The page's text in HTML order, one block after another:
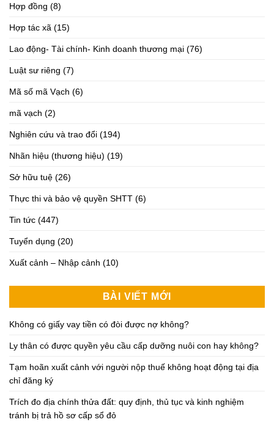
Hợp đồng (8)
Hợp tác xã (15)
Lao động- Tài chính- Kinh doanh thương mại (76)
Luật sư riêng (7)
Mã số mã Vạch (6)
mã vạch (2)
Nghiên cứu và trao đổi (194)
Nhãn hiệu (thương hiệu) (19)
Sở hữu tuệ (26)
Thực thi và bảo vệ quyền SHTT (6)
Tin tức (447)
Tuyển dụng (20)
Xuất cảnh – Nhập cảnh (10)
BÀI VIẾT MỚI
Không có giấy vay tiền có đòi được nợ không?
Ly thân có được quyền yêu cầu cấp dưỡng nuôi con hay không?
Tạm hoãn xuất cảnh với người nộp thuế không hoạt động tại địa
chỉ đăng ký
Trích đo địa chính thửa đất: quy định, thủ tục và kinh nghiệm
tránh bị trả hồ sơ cấp sổ đỏ